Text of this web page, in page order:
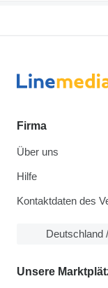
Firma
Über uns
Hilfe
Kontaktdaten des
Deutschland
Unsere